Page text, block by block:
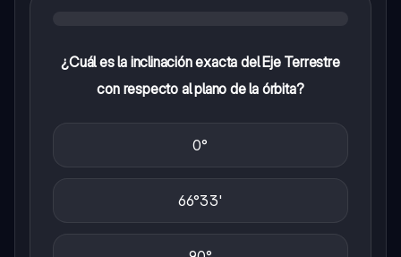
¿Cuál es la inclinación exacta del Eje Terrestre
con respecto al plano de la órbita?
0°
66°33'